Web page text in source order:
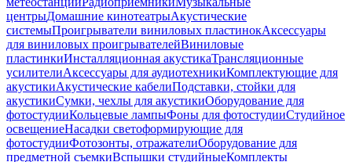
центрыДомашние кинотеатрыАкустические
системыПроигрыватели виниловых пластинокАксессуары
для виниловых проигрывателейВиниловые
пластинкиИнсталляционная акустикаТрансляционные
усилителиАксессуары для аудиотехникиКомплектующие для
акустикиАкустические кабелиПодставки, стойки для
акустикиСумки, чехлы для акустикиОборудование для
фотостудииКольцевые лампыФоны для фотостудииСтудийное
освещениеНасадки светоформирующие для
фотостудииФотозонты, отражателиОборудование для
предметной съемкиВспышки студийныеКомплекты